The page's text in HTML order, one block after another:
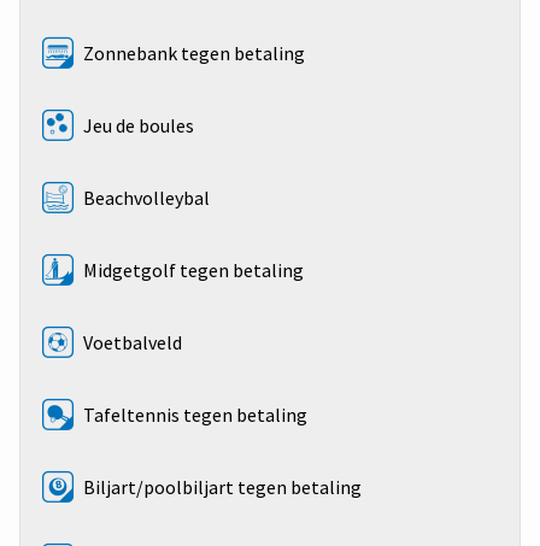
Zonnebank tegen betaling
Jeu de boules
Beachvolleybal
Midgetgolf tegen betaling
Voetbalveld
Tafeltennis tegen betaling
Biljart/poolbiljart tegen betaling